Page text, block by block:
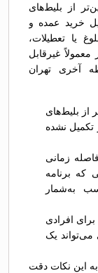
از بلیط‌های
خرید عمده و
یا تعطیلات،
غیرقابل
آخری تهران
از بلیط‌های
نشده
زمانی
که برنامه
به‌شمار
برای افرادی
می‌تواند یک
به این نکات دقت